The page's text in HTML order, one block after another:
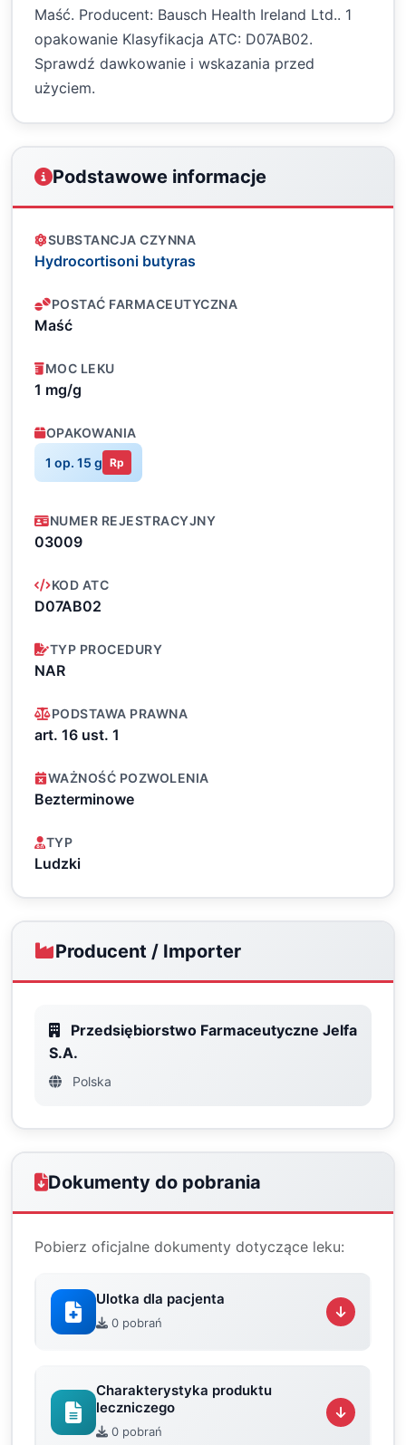
Maść. Producent: Bausch Health Ireland Ltd.. 1
opakowanie Klasyfikacja ATC: D07AB02.
Sprawdź dawkowanie i wskazania przed
użyciem.
Podstawowe informacje
SUBSTANCJA CZYNNA
Hydrocortisoni butyras
POSTAĆ FARMACEUTYCZNA
Maść
MOC LEKU
1 mg/g
OPAKOWANIA
1 op. 15 g Rp
NUMER REJESTRACYJNY
03009
KOD ATC
D07AB02
TYP PROCEDURY
NAR
PODSTAWA PRAWNA
art. 16 ust. 1
WAŻNOŚĆ POZWOLENIA
Bezterminowe
TYP
Ludzki
Producent / Importer
Przedsiębiorstwo Farmaceutyczne Jelfa
S.A.
Polska
Dokumenty do pobrania
Pobierz oficjalne dokumenty dotyczące leku:
Ulotka dla pacjenta
0 pobrań
Charakterystyka produktu
leczniczego
0 pobrań